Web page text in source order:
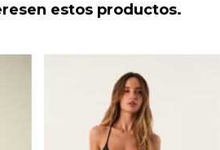
estos productos.